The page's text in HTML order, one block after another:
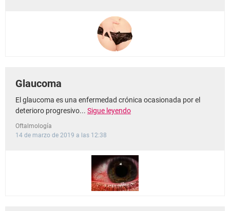
Glaucoma
El glaucoma es una enfermedad crónica ocasionada por el
deterioro progresivo... Sigue leyendo
Oftalmología
14 de marzo de 2019 a las 12:38